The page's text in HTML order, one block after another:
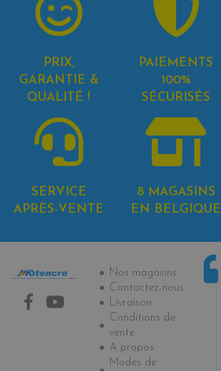
PRIX,
GARANTIE &
QUALITÉ !
PAIEMENTS
100%
SÉCURISÉS
SERVICE
APRÈS-VENTE
8 MAGASINS
EN BELGIQUE
Informations
Nos magasins
Contactez-nous
Livraison
Conditions de
vente
A propos
Modes de